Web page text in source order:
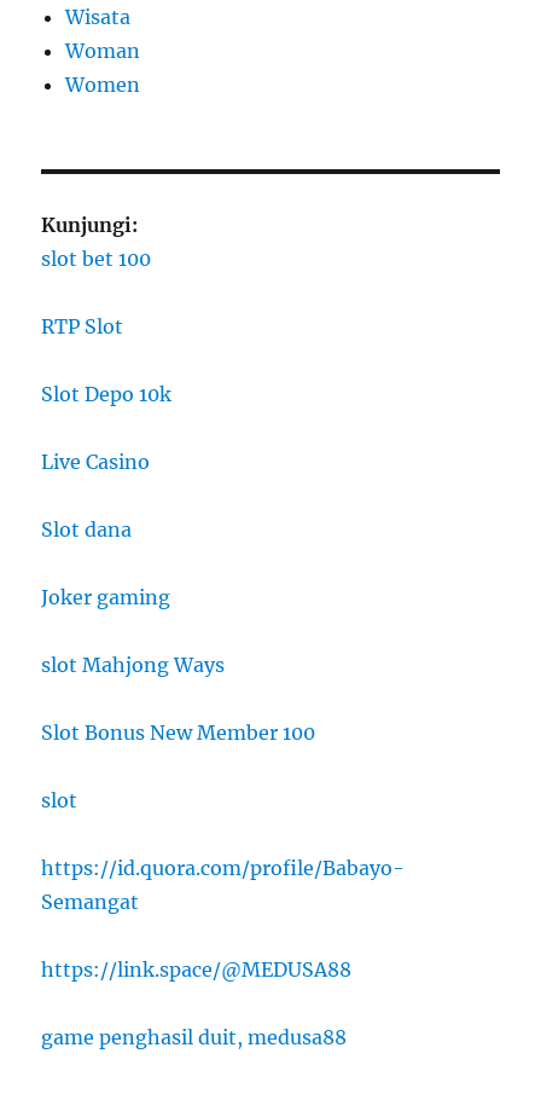
Wisata
Woman
Women
Kunjungi:
slot bet 100
RTP Slot
Slot Depo 10k
Live Casino
Slot dana
Joker gaming
slot Mahjong Ways
Slot Bonus New Member 100
slot
https://id.quora.com/profile/Babayo-
Semangat
https://link.space/@MEDUSA88
game penghasil duit, medusa88